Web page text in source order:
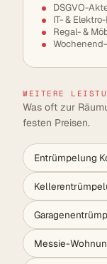
DSGVO-
IT- &
Regal- &
WEITERE
Was oft zur
festen Preisen.
Entrümpelung
Messie-